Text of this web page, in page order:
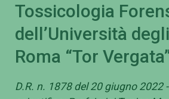
Tossicologia
dell’Università
Roma “Tor
D.R. n. 1878 del 20 giugno 2022